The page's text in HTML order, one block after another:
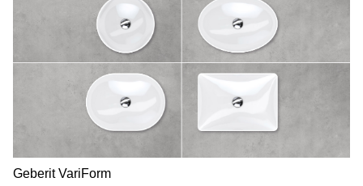
Geberit VariForm